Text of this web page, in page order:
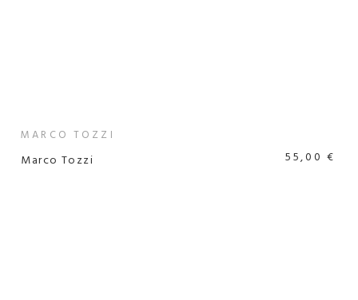
MARCO TOZZI
Marco Tozzi 55,00 €